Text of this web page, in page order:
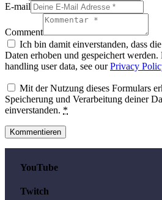
E-mail
Comment
Ich bin damit einverstanden, dass
Daten erhoben und gespeichert
handling user data, see ourPrivacy
Mit der Nutzung dieses Formulars
Speicherung und Verarbeitung deiner
einverstanden. *
YouTube
Twitch